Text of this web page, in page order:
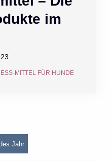
im
MITTEL FÜR HUNDE
Jahr